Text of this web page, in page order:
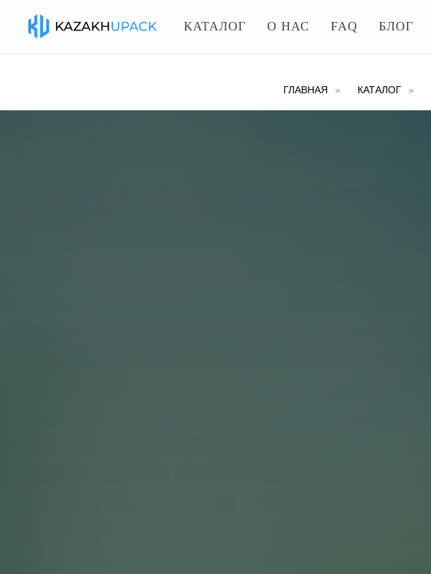
КАТАЛОГ О НАС FAQ БЛОГ
ГЛАВНАЯ » КАТАЛОГ »